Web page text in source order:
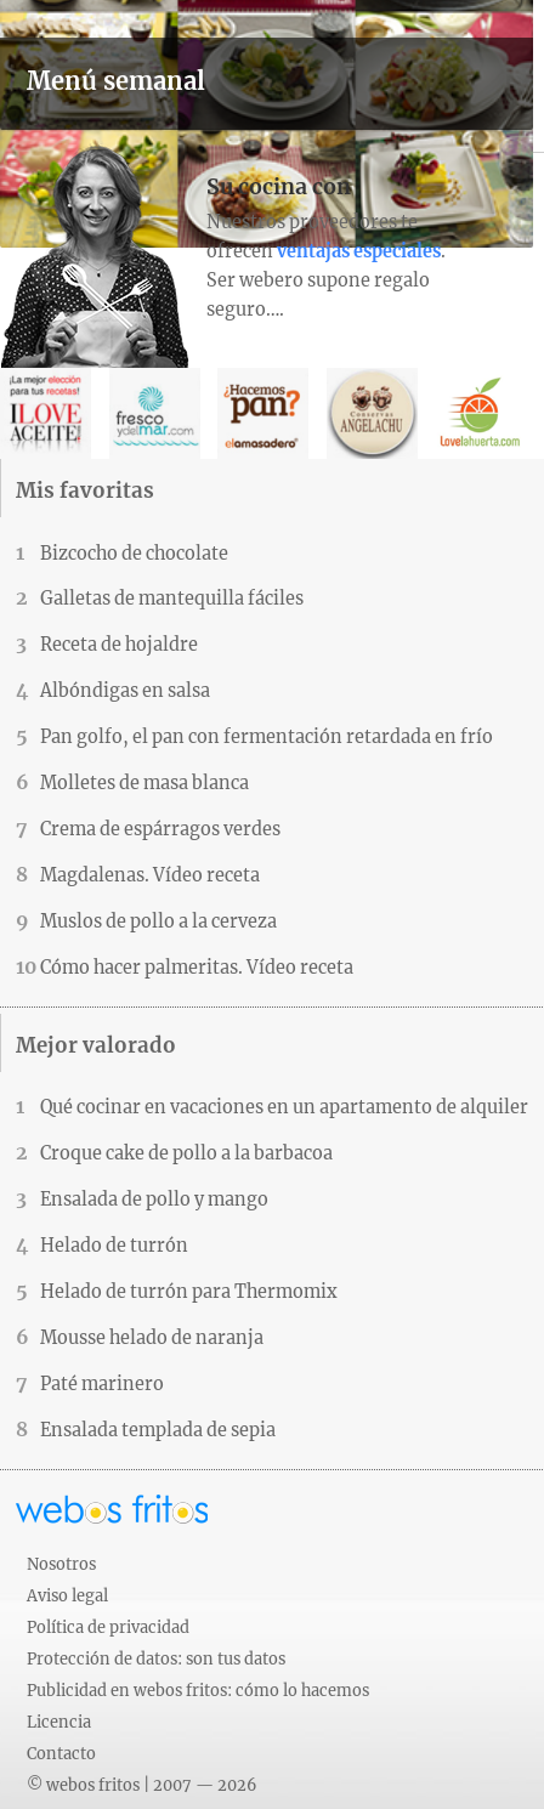
Menú semanal
Su cocina con
Nuestros proveedores te
ofrecenventajas especiales.
Ser webero supone regalo
seguro….
Mis favoritas
Bizcocho de chocolate
Galletas de mantequilla fáciles
Receta de hojaldre
Albóndigas en salsa
Pan golfo, el pan con fermentación retardada en frío
Molletes de masa blanca
Crema de espárragos verdes
Magdalenas. Vídeo receta
Muslos de pollo a la cerveza
Cómo hacer palmeritas. Vídeo receta
Mejor valorado
Qué cocinar en vacaciones en un apartamento de alquiler
Croque cake de pollo a la barbacoa
Ensalada de pollo y mango
Helado de turrón
Helado de turrón para Thermomix
Mousse helado de naranja
Paté marinero
Ensalada templada de sepia
Nosotros
Aviso legal
Política de privacidad
Protección de datos: son tus datos
Publicidad en webos fritos: cómo lo hacemos
Licencia
Contacto
© webos fritos | 2007 — 2026